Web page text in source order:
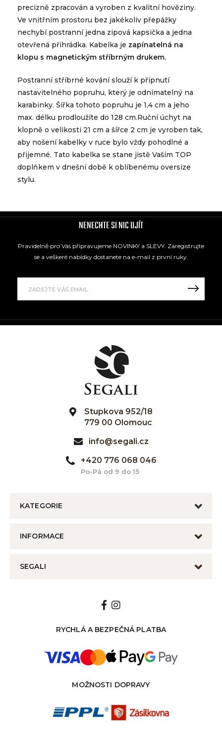
precizně zpracován a vyroben z kvalitní hověziny.
Ve vnitřním prostoru bez jakékoliv přepážky
nechybí postranní jedna zipová kapsička a jedna
otevřená přihrádka. Kabelka je zapínatelná na
klopu s magnetickým stříbrným drukem.
Postranní stříbrné kování slouží k připnutí
nastavitelného popruhu, který je odnímatelný na
karabinky. Šířka tohoto popruhu je 1,4 cm a jeho
max. délku prodloužíte do 128 cm.Ruční úchyt na
klopně o velikosti 21 cm a šířce 2 cm je vyroben tak,
aby nošení kabelky v ruce bylo vždy pohodlné a
přijemné. Tato kabelka se stane jistě Vaším TOP
doplňkem v dnešní době k oblíbenému oversize
stylu.
NENECHTE SI NIC UJÍT
Pravidelně pro Vás připravujeme NOVINKY a SLEVY. Zaregistrujte
se a veškeré nabídky dostanete na e-mail z první ruky.
Stupkova 952/18
779 00 Olomouc
info@segali.cz
+420 776 068 046
Po-Pá od 9 do 15
KATEGORIE
INFORMACE
SEGALI
RYCHLÁ A BEZPEČNÁ PLATBA
MOŽNOSTI DOPRAVY